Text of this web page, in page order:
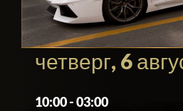
четверг, 6
10:00 - 03:00